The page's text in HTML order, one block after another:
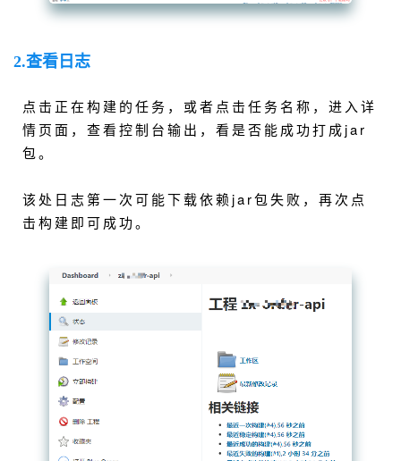
2.查看日志
点击正在构建的任务，或者点击任务名称，进入详
情页面，查看控制台输出，看是否能成功打成jar
包。
该处日志第一次可能下载依赖jar包失败，再次点
击构建即可成功。